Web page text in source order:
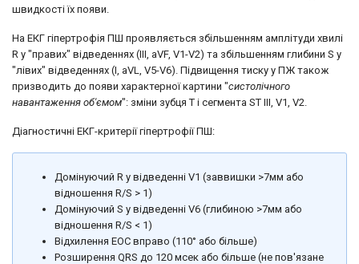
швидкості їх появи.
На ЕКГ гіпертрофія ПШ проявляється збільшенням амплітуди хвилі
R у "правих" відведеннях (III, aVF, V1-V2) та збільшенням глибини S у
"лівих" відведеннях (I, aVL, V5-V6). Підвищення тиску у ПЖ також
призводить до появи характерної картини "систолічного
навантаження об'ємом": зміни зубця Т і сегмента ST III, V1, V2.
Діагностичні ЕКГ-критерії гіпертрофії ПШ:
Домінуючий R у відведенні V1 (заввишки >7мм або
відношення R/S > 1)
Домінуючий S у відведенні V6 (глибиною >7мм або
відношення R/S < 1)
Відхилення ЕОС вправо (110° або більше)
Розширення QRS до 120 мсек або більше (не пов'язане